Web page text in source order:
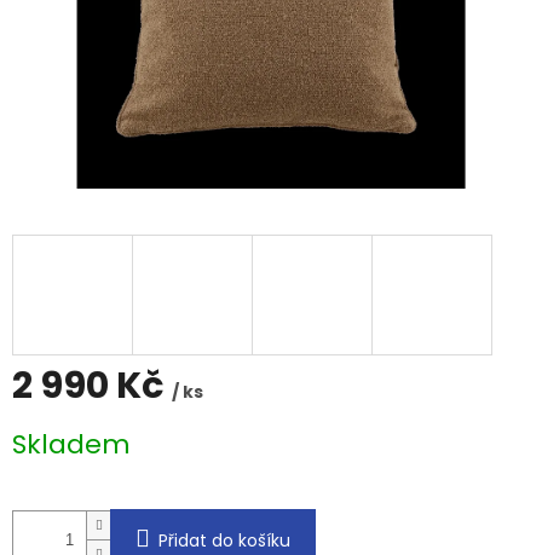
2 990 Kč / ks
cena:
Skladem
Přidat do košíku